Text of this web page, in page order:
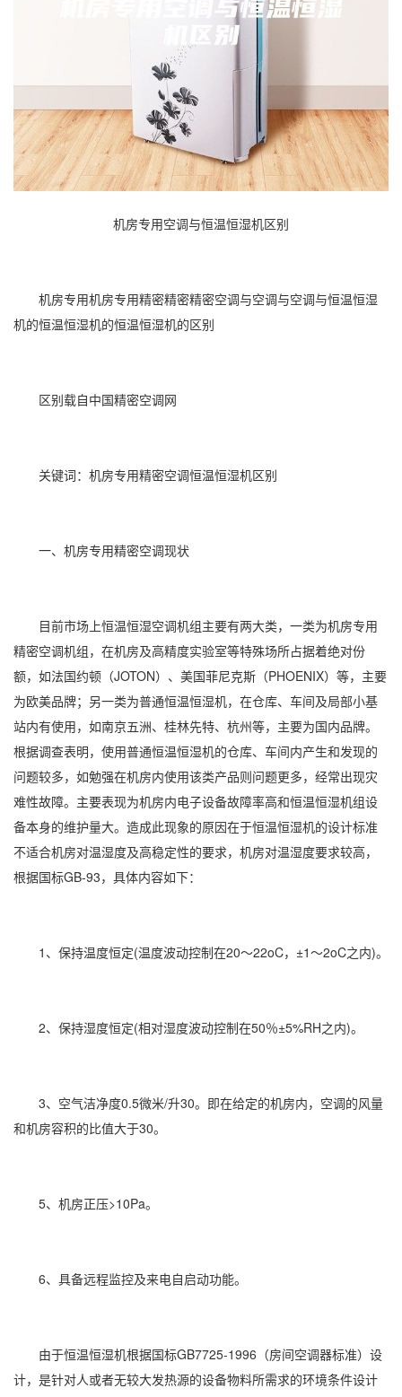
机房专用空调与恒温恒湿机区别
机房专用机房专用精密精密精密空调与空调与空调与恒温恒湿
机的恒温恒湿机的恒温恒湿机的区别
区别载自中国精密空调网
关键词：机房专用精密空调恒温恒湿机区别
一、机房专用精密空调现状
目前市场上恒温恒湿空调机组主要有两大类，一类为机房专用
精密空调机组，在机房及高精度实验室等特殊场所占据着绝对份
额，如法国约顿（JOTON）、美国菲尼克斯（PHOENIX）等，主要
为欧美品牌；另一类为普通恒温恒湿机，在仓库、车间及局部小基
站内有使用，如南京五洲、桂林先特、杭州等，主要为国内品牌。
根据调查表明，使用普通恒温恒湿机的仓库、车间内产生和发现的
问题较多，如勉强在机房内使用该类产品则问题更多，经常出现灾
难性故障。主要表现为机房内电子设备故障率高和恒温恒湿机组设
备本身的维护量大。造成此现象的原因在于恒温恒湿机的设计标准
不适合机房对温湿度及高稳定性的要求，机房对温湿度要求较高，
根据国标GB-93，具体内容如下：
1、保持温度恒定(温度波动控制在20～22oC，±1～2oC之内)。
2、保持湿度恒定(相对湿度波动控制在50％±5%RH之内)。
3、空气洁净度0.5微米/升30。即在给定的机房内，空调的风量
和机房容积的比值大于30。
5、机房正压>10Pa。
6、具备远程监控及来电自启动功能。
由于恒温恒湿机根据国标GB7725-1996（房间空调器标准）设
计，是针对人或者无较大发热源的设备物料所需求的环境条件设计